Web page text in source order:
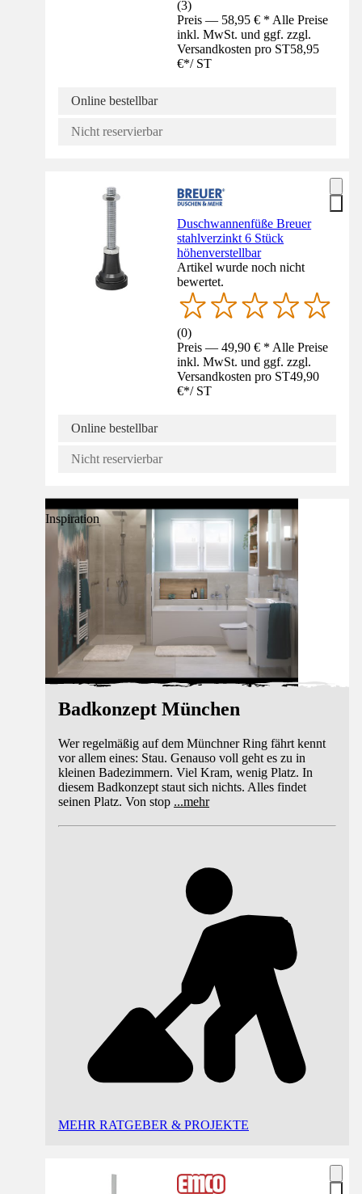
(3)
Preis — 58,95 € * Alle Preise
inkl. MwSt. und ggf. zzgl.
Versandkosten pro ST58,95
€*/ ST
Online bestellbar
Nicht reservierbar
Duschwannenfüße Breuer
stahlverzinkt 6 Stück
höhenverstellbar
Artikel wurde noch nicht
bewertet.
(0)
Preis — 49,90 € * Alle Preise
inkl. MwSt. und ggf. zzgl.
Versandkosten pro ST49,90
€*/ ST
Online bestellbar
Nicht reservierbar
Inspiration
Badkonzept München
Wer regelmäßig auf dem Münchner Ring fährt kennt
vor allem eines: Stau. Genauso voll geht es zu in
kleinen Badezimmern. Viel Kram, wenig Platz. In
diesem Badkonzept staut sich nichts. Alles findet
seinen Platz. Von stop ...mehr
MEHR RATGEBER & PROJEKTE